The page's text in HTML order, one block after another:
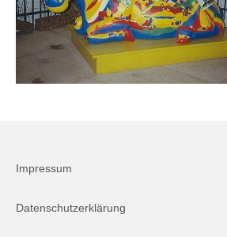
Firmenkalender 2026
Firmenkalender 2025
Firmenkalender 2024
Firmenkalender 2020
Impressum
Datenschutzerklärung